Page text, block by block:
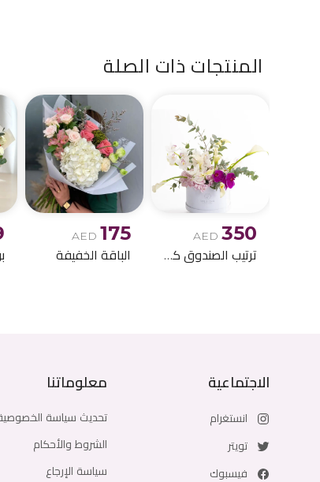
المنتجات ذات الصلة
AED 350
ترتيب الصندوق كالا ليلي
AED 175
الباقة الخفيفة
الاجتماعية
انستغرام
تويتر
فيسبوك
معلوماتنا
تحديث سياسة
الشروط والأحكام
سياسة الإرجاع